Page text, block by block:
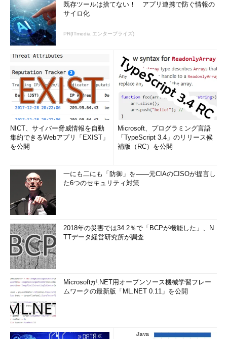
既存ツールは捨てない！ アプリ連携で防ぐ情報の
サイロ化
PR(ITmedia エンタープライズ)
NICT、サイバー脅威情報を自動
集約できるWebアプリ「EXIST」
を公開
Microsoft、プログラミング言語
「TypeScript 3.4」のリリース候
補版（RC）を公開
一にも二にも「防御」を――元CIAのCISOが提言し
た6つのセキュリティ対策
2018年の災害では34.2％で「BCPが機能した」、N
TTデータ経営研究所が調査
Microsoftが.NET用オープンソース機械学習フレー
ムワークの最新版「ML.NET 0.11」を公開